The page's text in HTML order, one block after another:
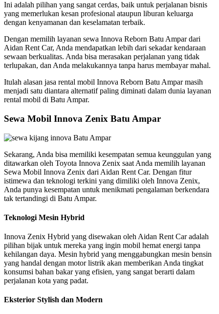
Ini adalah pilihan yang sangat cerdas, baik untuk perjalanan bisnis
yang memerlukan kesan profesional ataupun liburan keluarga
dengan kenyamanan dan keselamatan terbaik.
Dengan memilih layanan sewa Innova Reborn Batu Ampar dari
Aidan Rent Car, Anda mendapatkan lebih dari sekadar kendaraan
sewaan berkualitas. Anda bisa merasakan perjalanan yang tidak
terlupakan, dan Anda melakukannya tanpa harus membayar mahal.
Itulah alasan jasa rental mobil Innova Reborn Batu Ampar masih
menjadi satu diantara alternatif paling diminati dalam dunia layanan
rental mobil di Batu Ampar.
Sewa Mobil Innova Zenix Batu Ampar
Sekarang, Anda bisa memiliki kesempatan semua keunggulan yang
ditawarkan oleh Toyota Innova Zenix saat Anda memilih layanan
Sewa Mobil Innova Zenix dari Aidan Rent Car. Dengan fitur
istimewa dan teknologi terkini yang dimiliki oleh Innova Zenix,
Anda punya kesempatan untuk menikmati pengalaman berkendara
tak tertandingi di Batu Ampar.
Teknologi Mesin Hybrid
Innova Zenix Hybrid yang disewakan oleh Aidan Rent Car adalah
pilihan bijak untuk mereka yang ingin mobil hemat energi tanpa
kehilangan daya. Mesin hybrid yang menggabungkan mesin bensin
yang handal dengan motor listrik akan memberikan Anda tingkat
konsumsi bahan bakar yang efisien, yang sangat berarti dalam
perjalanan kota yang padat.
Eksterior Stylish dan Modern